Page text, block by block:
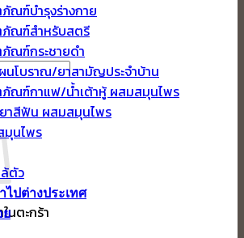
นตะกร้า
ณฑ์บำรุงร่างกาย
ณฑ์สำหรับสตรี
ณฑ์กระชายดำ
นโบราณ/ยาสามัญประจำบ้าน
ณฑ์กาแฟ/น้ำเต้าหู้ ผสมสมุนไพร
าสีฟัน ผสมสมุนไพร
มุนไพร
ตัว
ปต่างประเทศ
ย